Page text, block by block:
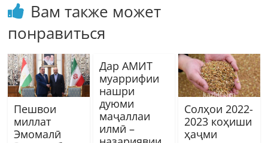
Вам также может
понравиться
Пешвои
миллат
Эмомалӣ
Дар АМИТ
муаррифии
нашри
дуюми
маҷаллаи
илмӣ –
Солҳои 2022-
2023 коҳиши
ҳаҷми